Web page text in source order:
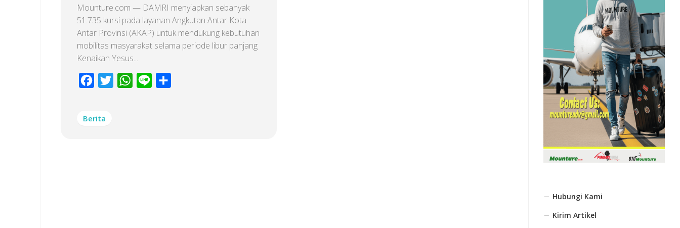
Mounture.com — DAMRI menyiapkan sebanyak
51.735 kursi pada layanan Angkutan Antar Kota
Antar Provinsi (AKAP) untuk mendukung kebutuhan
mobilitas masyarakat selama periode libur panjang
Kenaikan Yesus...
Facebook
Twitter WhatsApp
Line
Berita
Hubungi Kami
Kirim Artikel